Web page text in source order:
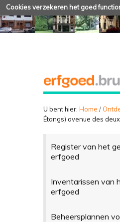
Cookies verzekeren het goed
U bent hier: Home /
Étangs) avenue des
Register van het
erfgoed
Inventarissen van
erfgoed
Beheersplannen